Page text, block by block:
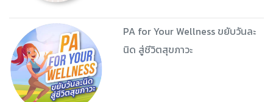
PA for Your Wellness ขยับวันละ
นิด สู่ชีวิตสุขภาวะ